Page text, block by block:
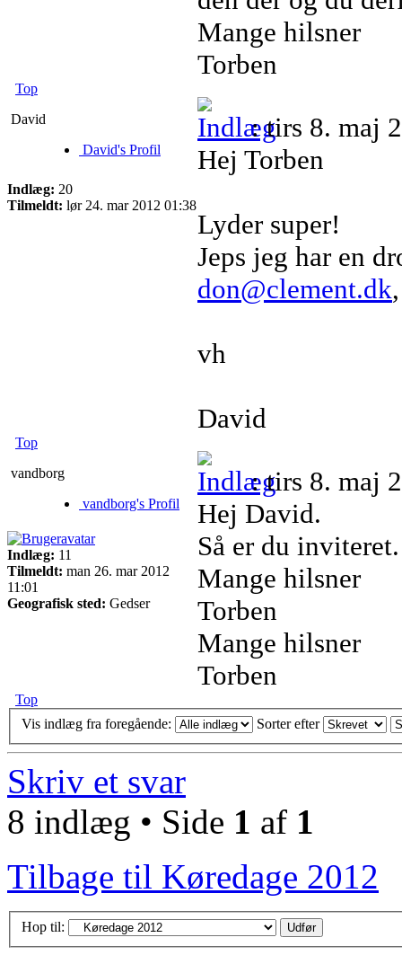
Mange hilsner
Torben
Top
David
David's Profil
Indlæg: 20
Tilmeldt: lør 24. mar 2012 01:38
: tirs 8. maj
Hej Torben
Lyder super!
Jeps jeg har en
don@clement.dk
vh
David
Top
vandborg
vandborg's Profil
Indlæg: 11
Tilmeldt: man 26. mar 2012
11:01
Geografisk sted: Gedser
: tirs 8. maj
Hej David.
Så er du inviteret.
Mange hilsner
Torben
Mange hilsner
Torben
Top
Vis indlæg fra foregående:
Sorter efter
Skriv et svar
8 indlæg • Side 1 af 1
Tilbage til Køredage 2012
Hop til: